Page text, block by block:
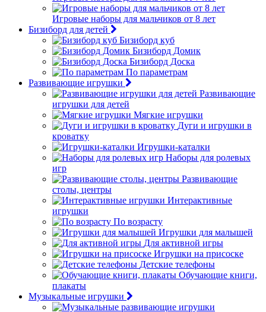
Игровые наборы для мальчиков от 8 лет
Бизиборд для детей
Бизиборд куб
Бизиборд Домик
Бизиборд Доска
По параметрам
Развивающие игрушки
Развивающие
игрушки для детей
Мягкие игрушки
Дуги и игрушки в
кроватку
Игрушки-каталки
Наборы для ролевых
игр
Развивающие
столы, центры
Интерактивные
игрушки
По возрасту
Игрушки для малышей
Для активной игры
Игрушки на присоске
Детские телефоны
Обучающие книги,
плакаты
Музыкальные игрушки